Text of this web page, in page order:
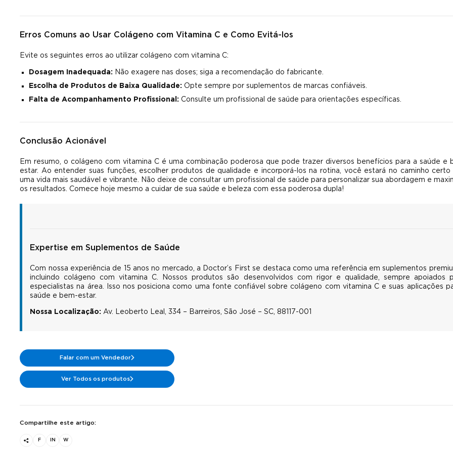
Erros Comuns ao Usar Colágeno com Vitamina C e Como Evitá-los
Evite os seguintes erros ao utilizar colágeno com vitamina C:
Dosagem Inadequada: Não exagere nas doses; siga a recomendação do fabricante.
Escolha de Produtos de Baixa Qualidade: Opte sempre por suplementos de marcas confiáveis.
Falta de Acompanhamento Profissional: Consulte um profissional de saúde para orientações específicas.
Conclusão Acionável
Em resumo, o colágeno com vitamina C é uma combinação poderosa que pode trazer diversos benefícios para a saúde e
estar. Ao entender suas funções, escolher produtos de qualidade e incorporá-los na rotina, você estará no caminho certo
uma vida mais saudável e vibrante. Não deixe de consultar um profissional de saúde para personalizar sua abordagem e
os resultados. Comece hoje mesmo a cuidar de sua saúde e beleza com essa poderosa dupla!
Expertise em Suplementos de Saúde
Com nossa experiência de 15 anos no mercado, a Doctor’s First se destaca como uma referência em suplementos
incluindo colágeno com vitamina C. Nossos produtos são desenvolvidos com rigor e qualidade, sempre apoiados
especialistas na área. Isso nos posiciona como uma fonte confiável sobre colágeno com vitamina C e suas aplicações
saúde e bem-estar.
Nossa Localização: Av. Leoberto Leal, 334 – Barreiros, São José – SC, 88117-001
Falar com um Vendedor
Ver Todos os produtos
Compartilhe este artigo:
F IN W